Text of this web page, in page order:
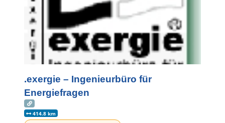
.exergie – Ingenieurbüro für
Energiefragen
414.8 km